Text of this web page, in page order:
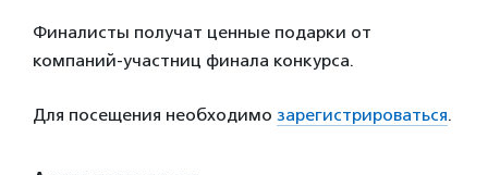
Финалисты получат ценные подарки от
компаний-участниц финала конкурса.
Для посещения необходимо зарегистрироваться.